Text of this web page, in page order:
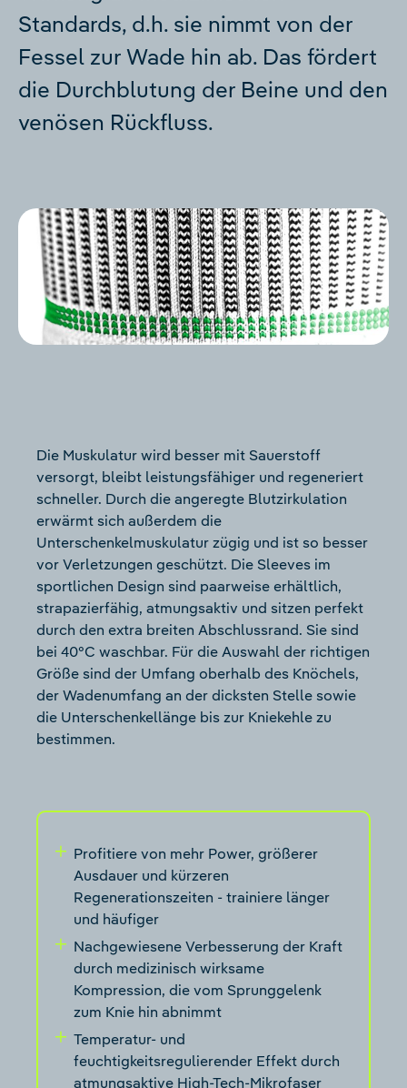
Standards, d.h. sie nimmt von der
Fessel zur Wade hin ab. Das fördert
die Durchblutung der Beine und den
venösen Rückfluss.
Die Muskulatur wird besser mit Sauerstoff
versorgt, bleibt leistungsfähiger und regeneriert
schneller. Durch die angeregte Blutzirkulation
erwärmt sich außerdem die
Unterschenkelmuskulatur zügig und ist so besser
vor Verletzungen geschützt. Die Sleeves im
sportlichen Design sind paarweise erhältlich,
strapazierfähig, atmungsaktiv und sitzen perfekt
durch den extra breiten Abschlussrand. Sie sind
bei 40°C waschbar. Für die Auswahl der richtigen
Größe sind der Umfang oberhalb des Knöchels,
der Wadenumfang an der dicksten Stelle sowie
die Unterschenkellänge bis zur Kniekehle zu
bestimmen.
Profitiere von mehr Power, größerer
Ausdauer und kürzeren
Regenerationszeiten - trainiere länger
und häufiger
Nachgewiesene Verbesserung der Kraft
durch medizinisch wirksame
Kompression, die vom Sprunggelenk
zum Knie hin abnimmt
Temperatur- und
feuchtigkeitsregulierender Effekt durch
atmungsaktive High-Tech-Mikrofaser